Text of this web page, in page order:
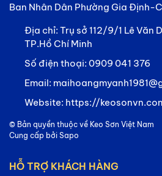
Ban Nhân Dân Phường Gia Định-
Địa chỉ: Trụ sở 112/9/1 Lê Văn
TP.Hồ Chí Minh
Số điện thoại: 0909 041 376
Email:
Website: https://
© Bản quyền thuộc về Keo Sơn Việt Nam
Cung cấp bởi Sapo
HỖ TRỢ KHÁCH HÀNG